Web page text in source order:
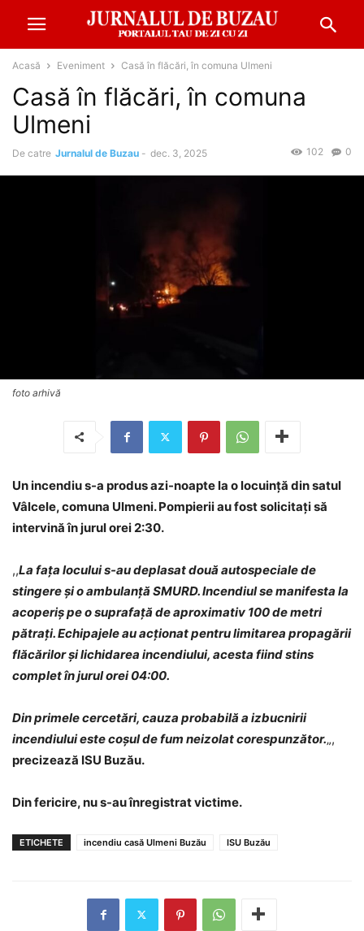
Acasă Eveniment Casă în flăcări, în comuna Ulmeni
Casă în flăcări, în comuna
Ulmeni
De catre Jurnalul de Buzau - dec. 3, 2025 0
102
foto arhivă
Un incendiu s-a produs azi-noapte la o locuință din satul
Vâlcele, comuna Ulmeni. Pompierii au fost solicitați să
intervină în jurul orei 2:30.
,,La fața locului s-au deplasat două autospeciale de
stingere și o ambulanță SMURD. Incendiul se manifesta la
acoperiș pe o suprafață de aproximativ 100 de metri
pătrați. Echipajele au acționat pentru limitarea propagării
flăcărilor și lichidarea incendiului, acesta fiind stins
complet în jurul orei 04:00.
Din primele cercetări, cauza probabilă a izbucnirii
incendiului este coșul de fum neizolat corespunzător.„,
precizează ISU Buzău.
Din fericire, nu s-au înregistrat victime.
ETICHETE incendiu casă Ulmeni Buzău ISU Buzău